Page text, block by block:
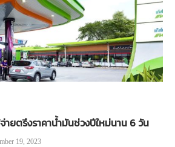
ายตรึงราคาน้ำมันช่วงปีใหม่นาน 6 วัน
19, 2023